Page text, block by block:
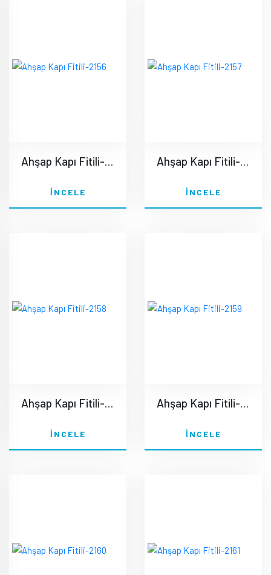
Ahşap Kapı Fitili-2156
İNCELE
Ahşap Kapı Fitili-2157
İNCELE
Ahşap Kapı Fitili-2158
İNCELE
Ahşap Kapı Fitili-2159
İNCELE